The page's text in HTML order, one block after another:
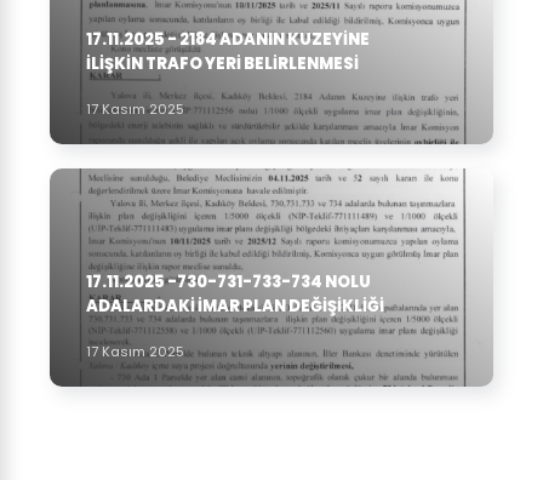
17.11.2025 - 2184 ADANIN KUZEYINE
ILIŞKIN TRAFO YERI BELIRLENMESI
17 Kasım 2025
17.11.2025 -730-731-733-734 NOLU
ADALARDAKI IMAR PLAN DEĞIŞIKLIĞI
17 Kasım 2025